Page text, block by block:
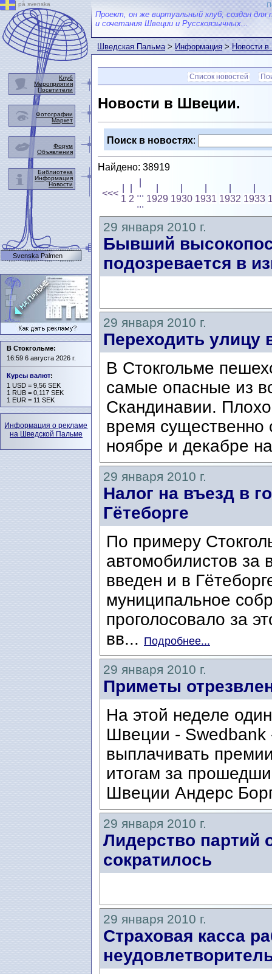
Проект, он же виртуальный клуб, создан для
и сочетания Швеции и Русскоязычных...
Шведская Пальма>Информация>Новости
Список новостей
Новости в Швеции.
Поиск в новостях:
Найдено: 38919
<<<
1 2
...
...
1929 1930 1931 1932 1933
29 января 2010 г.
Бывший
подозревается в
29 января 2010 г.
Переходить улицу
В Стокгольме
самые опасные из
Скандинавии.
время существенно
ноябре и декабре
29 января 2010 г.
Налог на въезд в
Гётеборге
По примеру
автомобилистов за
введен и в
муниципальное
проголосовало за
вв... Подробнее...
29 января 2010 г.
Приметы
На этой неделе
Швеции - Swedbank
выплачивать
итогам за
Швеции Андерс
29 января 2010 г.
Лидерство партий
сократилось
29 января 2010 г.
Страховая касса
på svenska
Клуб
Мероприятия
Посетители
Фотографии
Маркет
Форум
Объявления
Библиотека
Информация
Новости
Svenska Palmen
В Стокгольме:
16:59 6 августа 2026 г.
Курсы валют:
1 USD = 9,56 SEK
1 RUB = 0,117 SEK
1 EUR = 11 SEK
Информация о рекламе
на Шведской Пальме